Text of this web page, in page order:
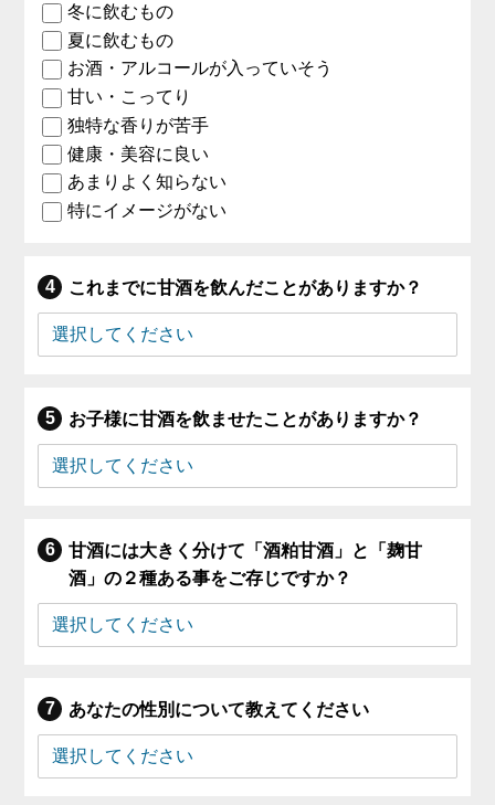
冬に飲むもの
夏に飲むもの
お酒・アルコールが入っていそう
甘い・こってり
独特な香りが苦手
健康・美容に良い
あまりよく知らない
特にイメージがない
これまでに甘酒を飲んだことがありますか？
お子様に甘酒を飲ませたことがありますか？
甘酒には大きく分けて「酒粕甘酒」と「麹甘
酒」の２種ある事をご存じですか？
あなたの性別について教えてください